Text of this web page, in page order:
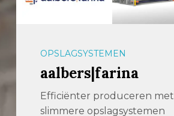
OPSLAGSYSTEMEN
aalbers|farina
Efficiënter produceren met
slimmere opslagsystemen